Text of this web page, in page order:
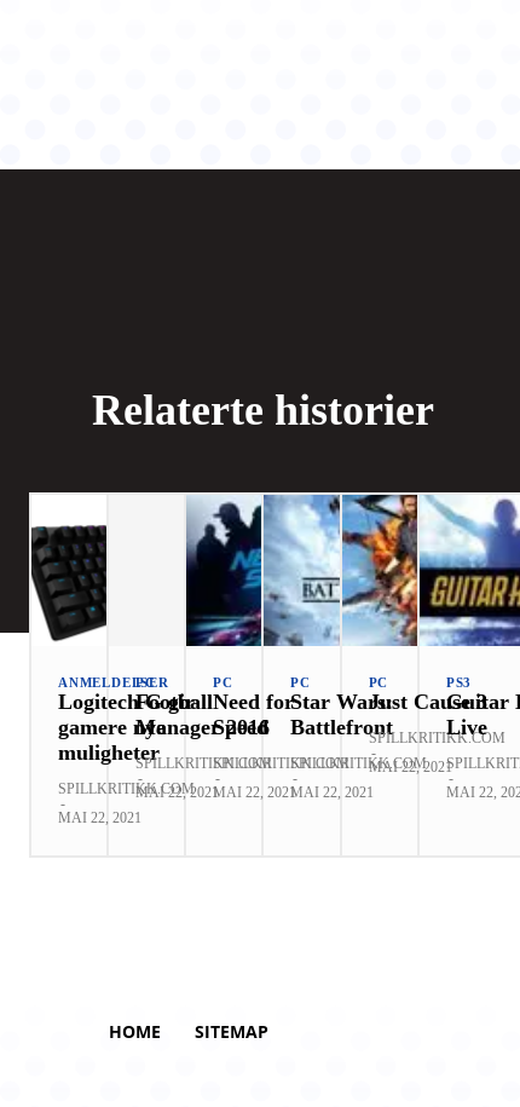
Relaterte historier
ANMELDELSER
Logitech G gir
gamere nye
muligheter
SPILLKRITIKK.COM
-
MAI 22, 2021
PC
Football
Manager 2016
SPILLKRITIKK.COM
-
MAI 22, 2021
PC
Need for
Speed
SPILLKRITIKK.COM
-
MAI 22, 2021
PC
Star Wars:
Battlefront
SPILLKRITIKK.COM
-
MAI 22, 2021
PC
Just Cause 3
SPILLKRITIKK.COM
-
MAI 22, 2021
PS3
Guitar
Live
-
MAI 22,
HOME SITEMAP